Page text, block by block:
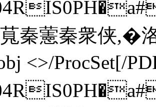
秦藼秦衆侠,�
<>/ProcSet[/